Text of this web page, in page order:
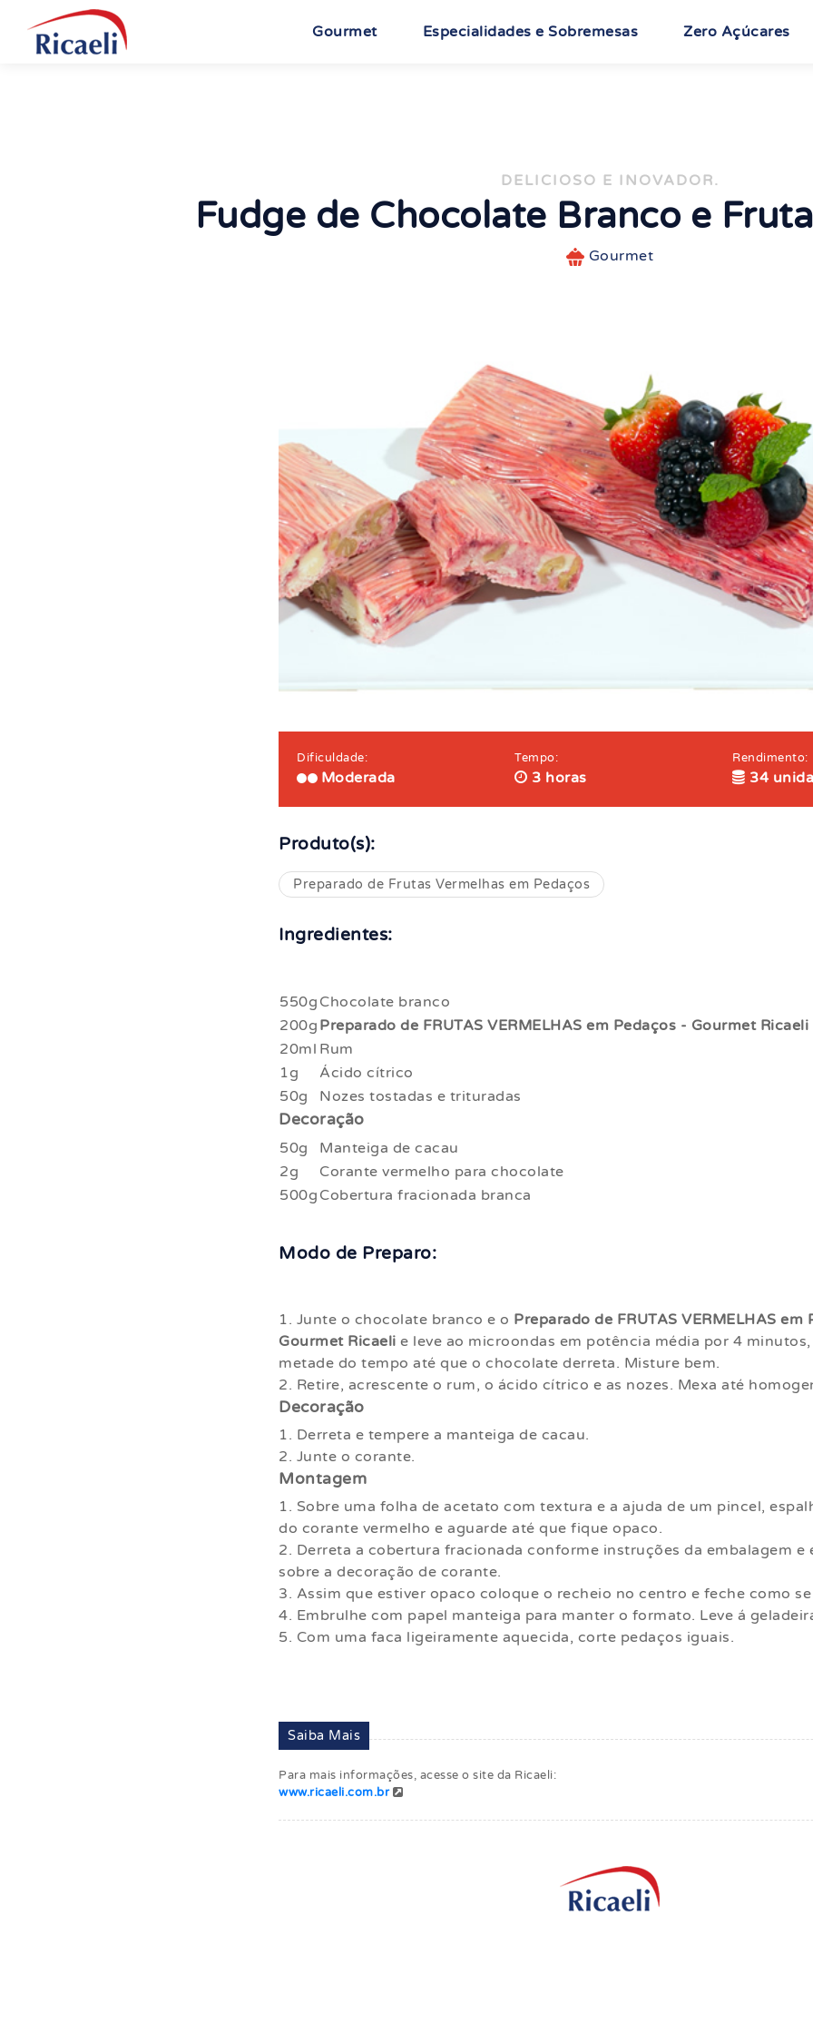
Gourmet Especialidades e Sobremesas Zero Açúcares
DELICIOSO E INOVADOR.
Fudge de Chocolate Branco e
Gourmet
Dificuldade:
Moderada
Tempo:
3 horas
Rendimento:
34
Produto(s):
Preparado de Frutas Vermelhas em Pedaços
Ingredientes:
550g Chocolate branco
200g Preparado de FRUTAS VERMELHAS em Pedaços - Gourmet Ricaeli
20ml Rum
1g
Ácido cítrico
50g
Nozes tostadas e trituradas
Decoração
50g
Manteiga de cacau
2g
Corante vermelho para chocolate
500g Cobertura fracionada branca
Modo de Preparo:
1. Junte o chocolate branco e o Preparado de FRUTAS VERMELHAS em
Gourmet Ricaeli e leve ao microondas em potência média por 4
metade do tempo até que o chocolate derreta. Misture bem.
2. Retire, acrescente o rum, o ácido cítrico e as nozes. Mexa até
Decoração
1. Derreta e tempere a manteiga de cacau.
2. Junte o corante.
Montagem
1. Sobre uma folha de acetato com textura e a ajuda de um pincel,
do corante vermelho e aguarde até que fique opaco.
2. Derreta a cobertura fracionada conforme instruções da embalagem e
sobre a decoração de corante.
3. Assim que estiver opaco coloque o recheio no centro e feche como
4. Embrulhe com papel manteiga para manter o formato. Leve á
5. Com uma faca ligeiramente aquecida, corte pedaços iguais.
Saiba Mais
Para mais informações, acesse o site da Ricaeli:
www.ricaeli.com.br